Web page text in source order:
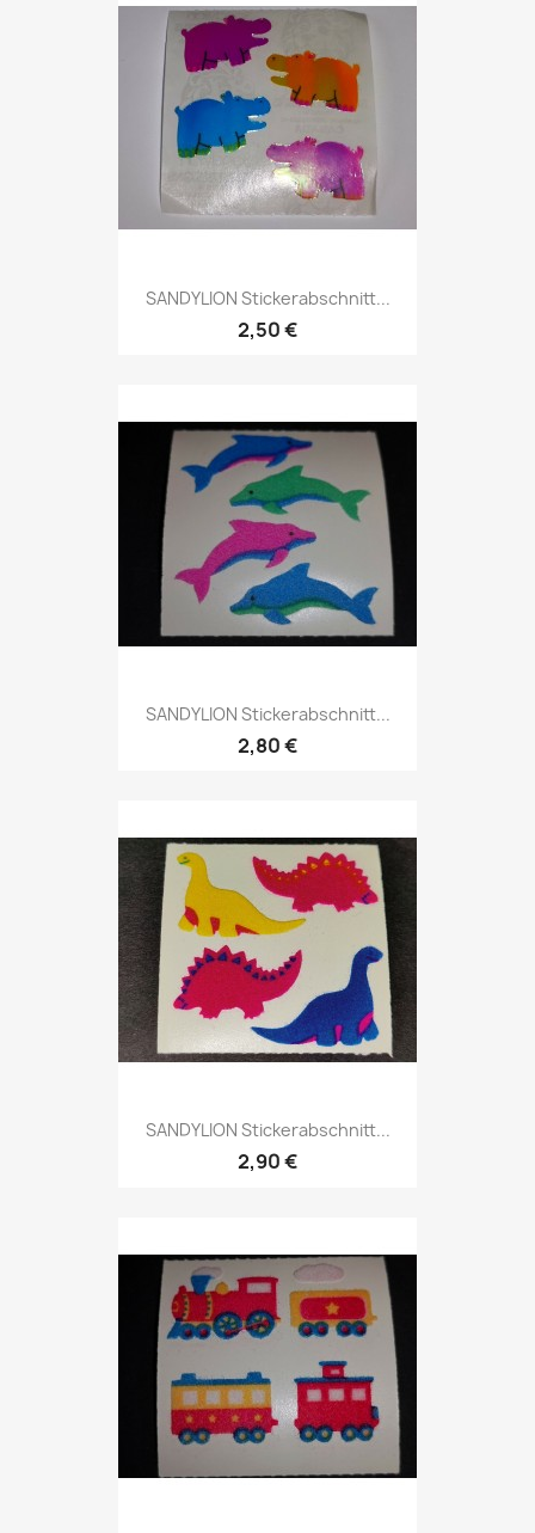
SANDYLION Stickerabschnitt...
2,50 €
SANDYLION Stickerabschnitt...
2,80 €
SANDYLION Stickerabschnitt...
2,90 €